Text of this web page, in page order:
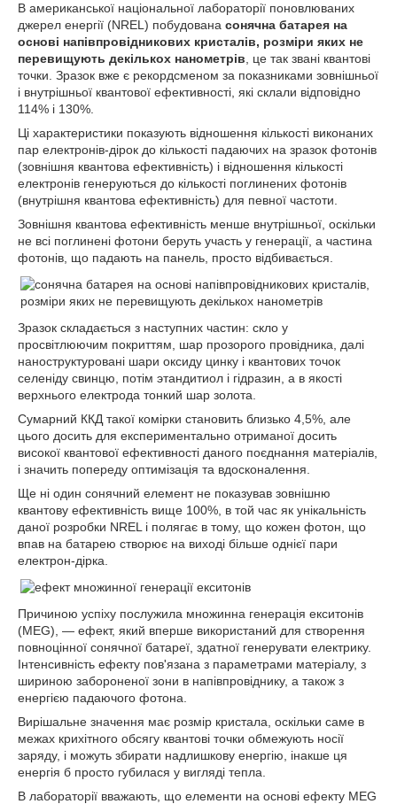
В американської національної лабораторії поновлюваних
джерел енергії (NREL) побудована сонячна батарея на
основі напівпровідникових кристалів, розміри яких не
перевищують декількох нанометрів , це так звані квантові
точки. Зразок вже є рекордсменом за показниками зовнішньої
і внутрішньої квантової ефективності, які склали відповідно
114% і 130%.
Ці характеристики показують відношення кількості виконаних
пар електронів-дірок до кількості падаючих на зразок фотонів
(зовнішня квантова ефективність) і відношення кількості
електронів генеруються до кількості поглинених фотонів
(внутрішня квантова ефективність) для певної частоти.
Зовнішня квантова ефективність менше внутрішньої, оскільки
не всі поглинені фотони беруть участь у генерації, а частина
фотонів, що падають на панель, просто відбивається.
Зразок складається з наступних частин: скло у
просвітлюючим покриттям, шар прозорого провідника, далі
наноструктуровані шари оксиду цинку і квантових точок
селеніду свинцю, потім этандитиол і гідразин, а в якості
верхнього електрода тонкий шар золота.
Сумарний ККД такої комірки становить близько 4,5%, але
цього досить для експериментально отриманої досить
високої квантової ефективності даного поєднання матеріалів,
і значить попереду оптимізація та вдосконалення.
Ще ні один сонячний елемент не показував зовнішню
квантову ефективність вище 100%, в той час як унікальність
даної розробки NREL і полягає в тому, що кожен фотон, що
впав на батарею створює на виході більше однієї пари
електрон-дірка.
Причиною успіху послужила множинна генерація екситонів
(MEG), ― ефект, який вперше використаний для створення
повноцінної сонячної батареї, здатної генерувати електрику.
Інтенсивність ефекту пов'язана з параметрами матеріалу, з
шириною забороненої зони в напівпровіднику, а також з
енергією падаючого фотона.
Вирішальне значення має розмір кристала, оскільки саме в
межах крихітного обсягу квантові точки обмежують носії
заряду, і можуть збирати надлишкову енергію, інакше ця
енергія б просто губилася у вигляді тепла.
В лабораторії вважають, що елементи на основі ефекту MEG